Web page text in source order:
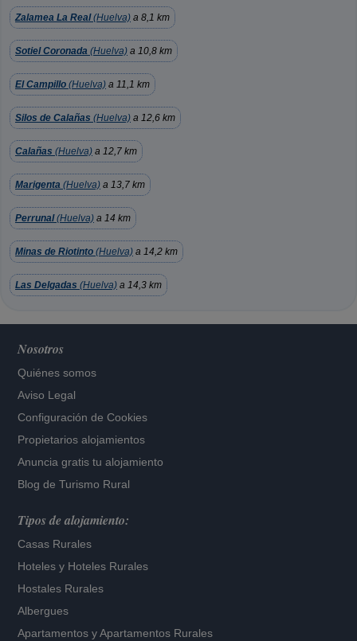
Zalamea La Real(Huelva) a 8,1 km
Sotiel Coronada (Huelva) a 10,8 km
El Campillo (Huelva) a 11,1 km
Silos de Calañas (Huelva) a 12,6 km
Calañas (Huelva) a 12,7 km
Marigenta (Huelva) a 13,7 km
Perrunal(Huelva) a 14 km
Minas de Riotinto (Huelva) a 14,2 km
Las Delgadas (Huelva) a 14,3 km
Nosotros
Quiénes somos
Aviso Legal
Configuración de Cookies
Propietarios alojamientos
Anuncia gratis tu alojamiento
Blog de Turismo Rural
Tipos de alojamiento:
Casas Rurales
Hoteles y Hoteles Rurales
Hostales Rurales
Albergues
Apartamentos yApartamentos Rurales